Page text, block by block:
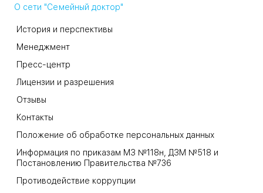
О сети "Семейный доктор"
История и перспективы
Менеджмент
Пресс-центр
Лицензии и разрешения
Отзывы
Контакты
Положение об обработке персональных данных
Информация по приказам МЗ №118н, ДЗМ №518 и
Постановлению Правительства №736
Противодействие коррупции